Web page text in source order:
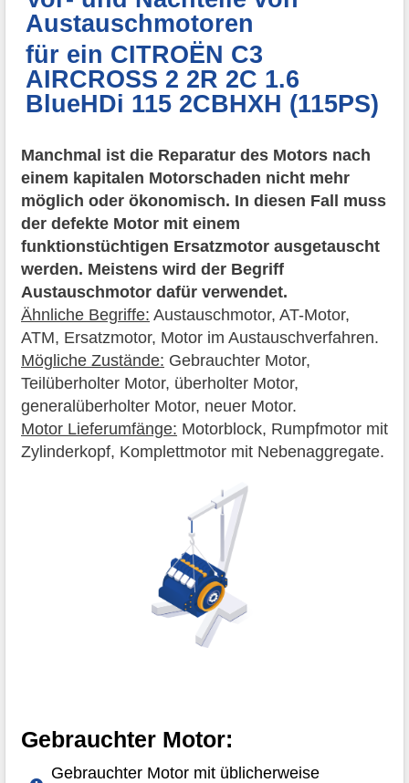
Austauschmotoren
für ein CITROËN C3
AIRCROSS 2 2R 2C 1.6
BlueHDi 115 2CBHXH (115PS)
Manchmal ist die Reparatur des Motors nach
einem kapitalen Motorschaden nicht mehr
möglich oder ökonomisch. In diesen Fall muss
der defekte Motor mit einem
funktionstüchtigen Ersatzmotor ausgetauscht
werden. Meistens wird der Begriff
Austauschmotor dafür verwendet.
Ähnliche Begriffe: Austauschmotor, AT-Motor,
ATM, Ersatzmotor, Motor im Austauschverfahren.
Mögliche Zustände: Gebrauchter Motor,
Teilüberholter Motor, überholter Motor,
generalüberholter Motor, neuer Motor.
Motor Lieferumfänge: Motorblock, Rumpfmotor mit
Zylinderkopf, Komplettmotor mit Nebenaggregate.
Gebrauchter Motor:
Gebrauchter Motor mit üblicherweise